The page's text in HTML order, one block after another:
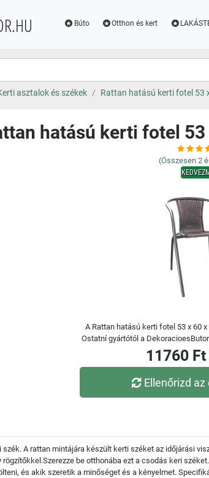
Búto Otthon és kert
asztalok és székek Rattan hatású kerti fotel 53
hatású kerti fotel
(Összesen 2
A Rattan hatású kerti fotel 53 x 60
Ostatní gyártótól a
11760 Ft
Ellenőrizd
A rattan mintájára készült kerti széket az időjárási
be otthonába ezt a csodás keri
és akik szeretik a minőséget és a kényelmet.